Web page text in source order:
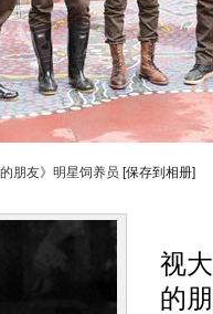
的朋友》明星饲养员 [保存到相册]
视
的